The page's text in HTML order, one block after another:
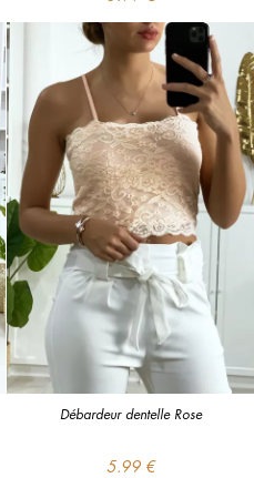
Débardeur dentelle Rose
5.99 €